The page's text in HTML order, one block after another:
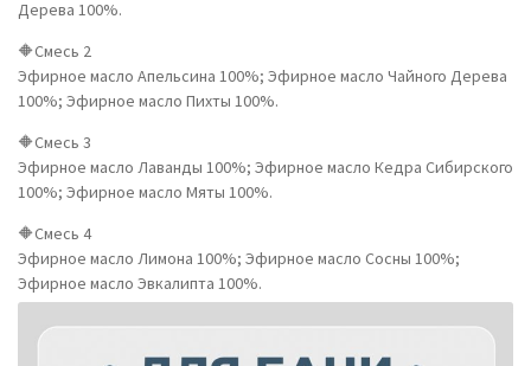
Дерева 100%.
🔶Смесь 2
Эфирное масло Апельсина 100%; Эфирное масло Чайного Дерева
100%; Эфирное масло Пихты 100%.
🔶Смесь 3
Эфирное масло Лаванды 100%; Эфирное масло Кедра Сибирского
100%; Эфирное масло Мяты 100%.
🔶Смесь 4
Эфирное масло Лимона 100%; Эфирное масло Сосны 100%;
Эфирное масло Эвкалипта 100%.